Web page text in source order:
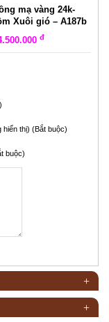
mạ vàng 24k-
Xuôi gió – A187b
đ
hiển thị) (Bắt buộc)
buộc)